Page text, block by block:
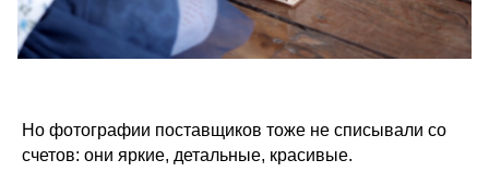
Но фотографии поставщиков тоже не списывали со
счетов: они яркие, детальные, красивые.